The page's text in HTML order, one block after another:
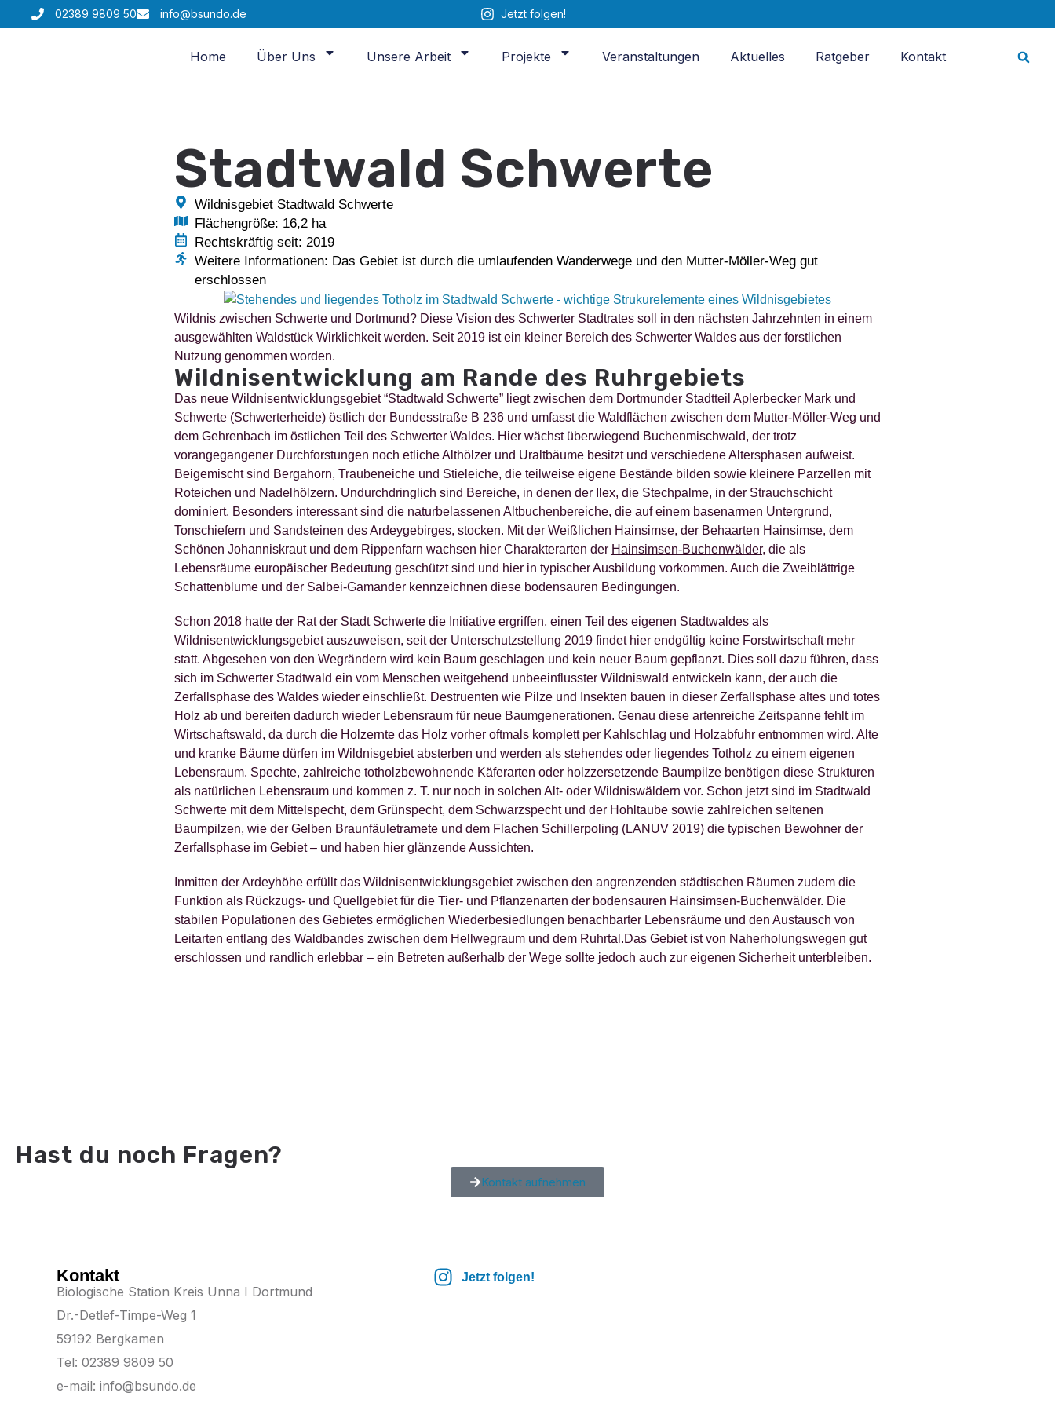
02389 9809 50 info@bsundo.de Jetzt folgen!
Home Über Uns Unsere Arbeit Projekte Veranstaltungen Aktuelles Ratgeber Kontakt
Stadtwald Schwerte
Wildnisgebiet Stadtwald Schwerte
Flächengröße: 16,2 ha
Rechtskräftig seit: 2019
Weitere Informationen: Das Gebiet ist durch die umlaufenden Wanderwege und den Mutter-Möller-Weg gut
erschlossen
Wildnis zwischen Schwerte und Dortmund? Diese Vision des Schwerter Stadtrates soll in den nächsten Jahrzehnten in einem
ausgewählten Waldstück Wirklichkeit werden. Seit 2019 ist ein kleiner Bereich des Schwerter Waldes aus der forstlichen
Nutzung genommen worden.
Wildnisentwicklung am Rande des Ruhrgebiets
Das neue Wildnisentwicklungsgebiet “Stadtwald Schwerte” liegt zwischen dem Dortmunder Stadtteil Aplerbecker Mark und
Schwerte (Schwerterheide) östlich der Bundesstraße B 236 und umfasst die Waldflächen zwischen dem Mutter-Möller-Weg und
dem Gehrenbach im östlichen Teil des Schwerter Waldes. Hier wächst überwiegend Buchenmischwald, der trotz
vorangegangener Durchforstungen noch etliche Althölzer und Uraltbäume besitzt und verschiedene Altersphasen aufweist.
Beigemischt sind Bergahorn, Traubeneiche und Stieleiche, die teilweise eigene Bestände bilden sowie kleinere Parzellen mit
Roteichen und Nadelhölzern. Undurchdringlich sind Bereiche, in denen der Ilex, die Stechpalme, in der Strauchschicht
dominiert. Besonders interessant sind die naturbelassenen Altbuchenbereiche, die auf einem basenarmen Untergrund,
Tonschiefern und Sandsteinen des Ardeygebirges, stocken. Mit der Weißlichen Hainsimse, der Behaarten Hainsimse, dem
Schönen Johanniskraut und dem Rippenfarn wachsen hier Charakterarten der Hainsimsen-Buchenwälder, die als
Lebensräume europäischer Bedeutung geschützt sind und hier in typischer Ausbildung vorkommen. Auch die Zweiblättrige
Schattenblume und der Salbei-Gamander kennzeichnen diese bodensauren Bedingungen.
Schon 2018 hatte der Rat der Stadt Schwerte die Initiative ergriffen, einen Teil des eigenen Stadtwaldes als
Wildnisentwicklungsgebiet auszuweisen, seit der Unterschutzstellung 2019 findet hier endgültig keine Forstwirtschaft mehr
statt. Abgesehen von den Wegrändern wird kein Baum geschlagen und kein neuer Baum gepflanzt. Dies soll dazu führen, dass
sich im Schwerter Stadtwald ein vom Menschen weitgehend unbeeinflusster Wildniswald entwickeln kann, der auch die
Zerfallsphase des Waldes wieder einschließt. Destruenten wie Pilze und Insekten bauen in dieser Zerfallsphase altes und totes
Holz ab und bereiten dadurch wieder Lebensraum für neue Baumgenerationen. Genau diese artenreiche Zeitspanne fehlt im
Wirtschaftswald, da durch die Holzernte das Holz vorher oftmals komplett per Kahlschlag und Holzabfuhr entnommen wird. Alte
und kranke Bäume dürfen im Wildnisgebiet absterben und werden als stehendes oder liegendes Totholz zu einem eigenen
Lebensraum. Spechte, zahlreiche totholzbewohnende Käferarten oder holzzersetzende Baumpilze benötigen diese Strukturen
als natürlichen Lebensraum und kommen z. T. nur noch in solchen Alt- oder Wildniswäldern vor. Schon jetzt sind im Stadtwald
Schwerte mit dem Mittelspecht, dem Grünspecht, dem Schwarzspecht und der Hohltaube sowie zahlreichen seltenen
Baumpilzen, wie der Gelben Braunfäuletramete und dem Flachen Schillerpoling (LANUV 2019) die typischen Bewohner der
Zerfallsphase im Gebiet – und haben hier glänzende Aussichten.
Inmitten der Ardeyhöhe erfüllt das Wildnisentwicklungsgebiet zwischen den angrenzenden städtischen Räumen zudem die
Funktion als Rückzugs- und Quellgebiet für die Tier- und Pflanzenarten der bodensauren Hainsimsen-Buchenwälder. Die
stabilen Populationen des Gebietes ermöglichen Wiederbesiedlungen benachbarter Lebensräume und den Austausch von
Leitarten entlang des Waldbandes zwischen dem Hellwegraum und dem Ruhrtal.Das Gebiet ist von Naherholungswegen gut
erschlossen und randlich erlebbar – ein Betreten außerhalb der Wege sollte jedoch auch zur eigenen Sicherheit unterbleiben.
Hast du noch Fragen?
Kontakt aufnehmen
Kontakt
Biologische Station Kreis Unna I Dortmund
Dr.-Detlef-Timpe-Weg 1
59192 Bergkamen
Tel: 02389 9809 50
e-mail: info@bsundo.de
Jetzt folgen!